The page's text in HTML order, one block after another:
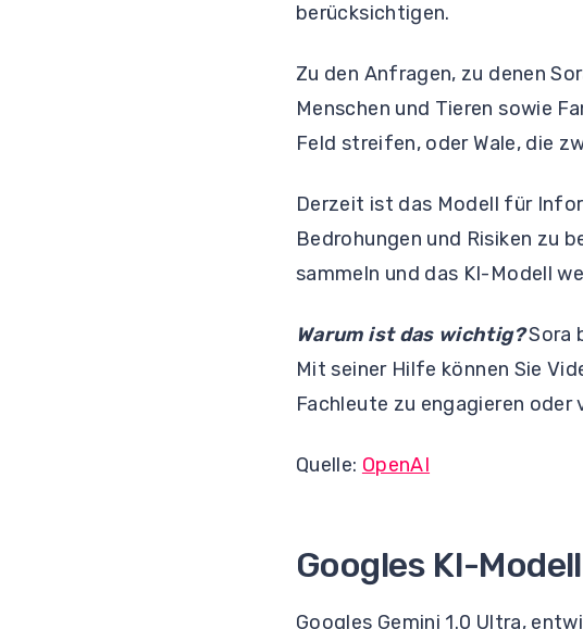
berücksichtigen.
Zu den Anfragen, zu denen
Menschen und Tieren sowie
Feld streifen, oder Wale, die
Derzeit ist das Modell für
Bedrohungen und Risiken zu
sammeln und das KI-Modell
Warum ist das wichtig?Sora
Mit seiner Hilfe können Sie
Fachleute zu engagieren
Quelle: OpenAI
Googles KI-
Googles Gemini 1.0 Ultra,